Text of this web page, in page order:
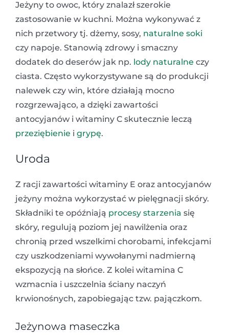
Jeżyny to owoc, który znalazł szerokie
zastosowanie w kuchni. Można wykonywać z
nich przetwory tj. dżemy, sosy, naturalne soki
czy napoje. Stanowią zdrowy i smaczny
dodatek do deserów jak np. lody naturalne czy
ciasta. Często wykorzystywane są do produkcji
nalewek czy win, które działają mocno
rozgrzewająco, a dzięki zawartości
antocyjanów i witaminy C skutecznie leczą
przeziębienie i grypę.
Uroda
Z racji zawartości witaminy E oraz antocyjanów
jeżyny można wykorzystać w pielęgnacji skóry.
Składniki te opóźniają procesy starzenia się
skóry, regulują poziom jej nawilżenia oraz
chronią przed wszelkimi chorobami, infekcjami
czy uszkodzeniami wywołanymi nadmierną
ekspozycją na słońce. Z kolei witamina C
wzmacnia i uszczelnia ściany naczyń
krwionośnych, zapobiegając tzw. pajączkom.
Jeżynowa maseczka